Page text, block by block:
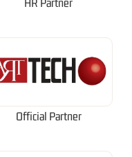
Official Partner